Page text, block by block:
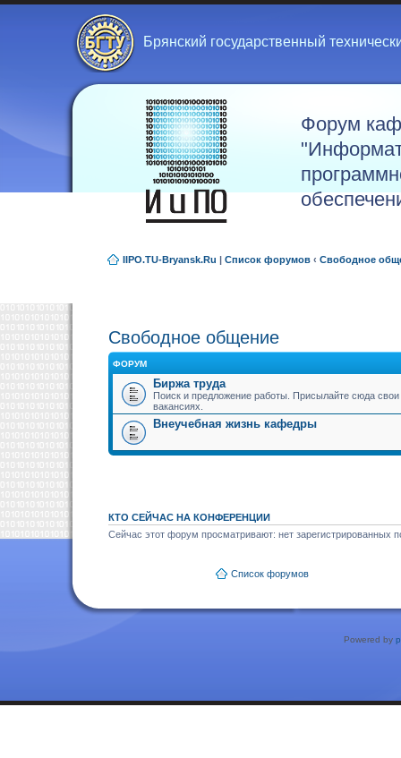
Брянский государственный
Форум
IIPO.TU-Bryansk.Ru | Список форумов ‹ Свободное
Свободное общение
ФОРУМ
Биржа труда
Поиск и предложение работы. Присылайте сюда
вакансиях.
Внеучебная жизнь кафедры
КТО СЕЙЧАС НА КОНФЕРЕНЦИИ
Сейчас этот форум просматривают: нет зарегистрированных
Список форумов
Powered by